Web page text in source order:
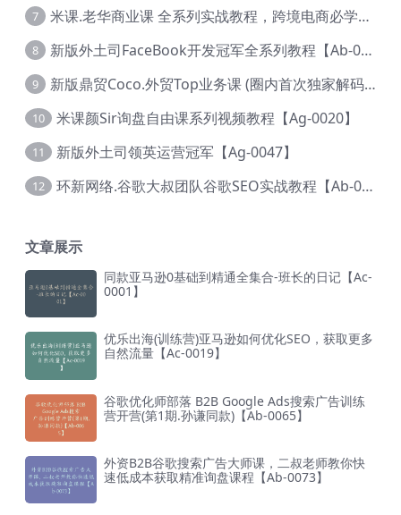
7 米课.老华商业课 全系列实战教程，跨境电商必学，价值16900元【Ag-0053】
8 新版外土司FaceBook开发冠军全系列教程【Ab-0021】
9 新版鼎贸Coco.外贸Top业务课 (圈内首次独家解码|460节课)【Ag-0091】
10 米课颜Sir询盘自由课系列视频教程【Ag-0020】
11 新版外土司领英运营冠军【Ag-0047】
12 环新网络.谷歌大叔团队谷歌SEO实战教程【Ab-0024】
文章展示
同款亚马逊0基础到精通全集合-班长的日记【Ac-
0001】
优乐出海(训练营)亚马逊如何优化SEO，获取更多
自然流量【Ac-0019】
谷歌优化师部落 B2B Google Ads搜索广告训练
营开营(第1期.孙谦同款)【Ab-0065】
外资B2B谷歌搜索广告大师课，二叔老师教你快
速低成本获取精准询盘课程【Ab-0073】